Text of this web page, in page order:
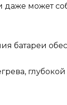
даже может
батареи